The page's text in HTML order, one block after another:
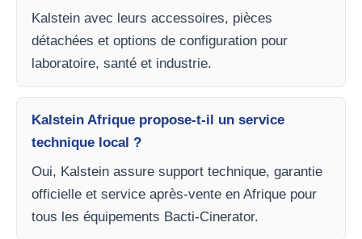
Kalstein avec leurs accessoires, pièces
détachées et options de configuration pour
laboratoire, santé et industrie.
Kalstein Afrique propose-t-il un service
technique local ?
Oui, Kalstein assure support technique, garantie
officielle et service après-vente en Afrique pour
tous les équipements Bacti-Cinerator.